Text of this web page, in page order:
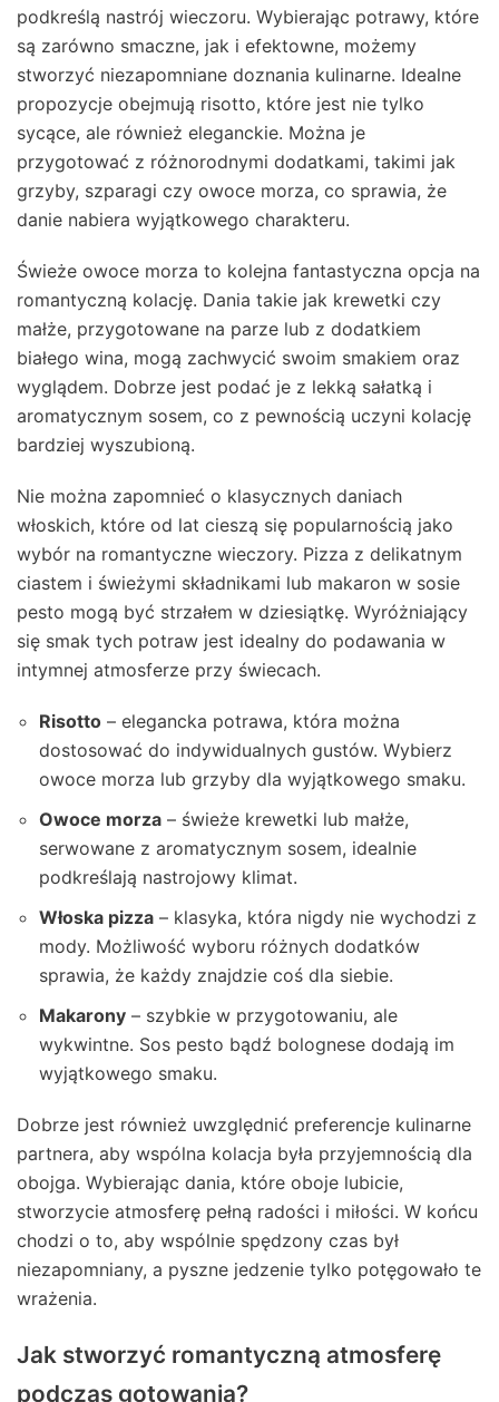
podkreślą nastrój wieczoru. Wybierając potrawy, które
są zarówno smaczne, jak i efektowne, możemy
stworzyć niezapomniane doznania kulinarne. Idealne
propozycje obejmują risotto, które jest nie tylko
sycące, ale również eleganckie. Można je
przygotować z różnorodnymi dodatkami, takimi jak
grzyby, szparagi czy owoce morza, co sprawia, że
danie nabiera wyjątkowego charakteru.
Świeże owoce morza to kolejna fantastyczna opcja na
romantyczną kolację. Dania takie jak krewetki czy
małże, przygotowane na parze lub z dodatkiem
białego wina, mogą zachwycić swoim smakiem oraz
wyglądem. Dobrze jest podać je z lekką sałatką i
aromatycznym sosem, co z pewnością uczyni kolację
bardziej wyszubioną.
Nie można zapomnieć o klasycznych daniach
włoskich, które od lat cieszą się popularnością jako
wybór na romantyczne wieczory. Pizza z delikatnym
ciastem i świeżymi składnikami lub makaron w sosie
pesto mogą być strzałem w dziesiątkę. Wyróżniający
się smak tych potraw jest idealny do podawania w
intymnej atmosferze przy świecach.
Risotto – elegancka potrawa, która można
dostosować do indywidualnych gustów. Wybierz
owoce morza lub grzyby dla wyjątkowego smaku.
Owoce morza – świeże krewetki lub małże,
serwowane z aromatycznym sosem, idealnie
podkreślają nastrojowy klimat.
Włoska pizza – klasyka, która nigdy nie wychodzi z
mody. Możliwość wyboru różnych dodatków
sprawia, że każdy znajdzie coś dla siebie.
Makarony – szybkie w przygotowaniu, ale
wykwintne. Sos pesto bądź bolognese dodają im
wyjątkowego smaku.
Dobrze jest również uwzględnić preferencje kulinarne
partnera, aby wspólna kolacja była przyjemnością dla
obojga. Wybierając dania, które oboje lubicie,
stworzycie atmosferę pełną radości i miłości. W końcu
chodzi o to, aby wspólnie spędzony czas był
niezapomniany, a pyszne jedzenie tylko potęgowało te
wrażenia.
Jak stworzyć romantyczną atmosferę
podczas gotowania?